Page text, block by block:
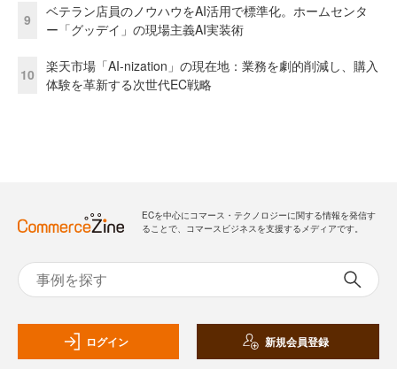
9
ベテラン店員のノウハウをAI活用で標準化。ホームセンタ
ー「グッデイ」の現場主義AI実装術
10
楽天市場「AI-nization」の現在地：業務を劇的削減し、購入
体験を革新する次世代EC戦略
ECを中心にコマース・テクノロジーに関する情報を発信す
ることで、コマースビジネスを支援するメディアです。
ログイン 新規会員登録